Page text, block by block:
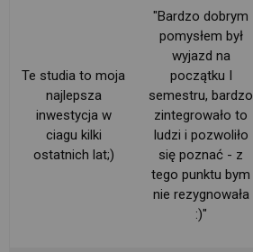
Te studia to moja
najlepsza
inwestycja w
ciagu kilki
ostatnich lat;)
"Bardzo dobrym
pomysłem był
wyjazd na
początku I
semestru, bardzo
zintegrowało to
ludzi i pozwoliło
się poznać - z
tego punktu bym
nie rezygnowała
:)"